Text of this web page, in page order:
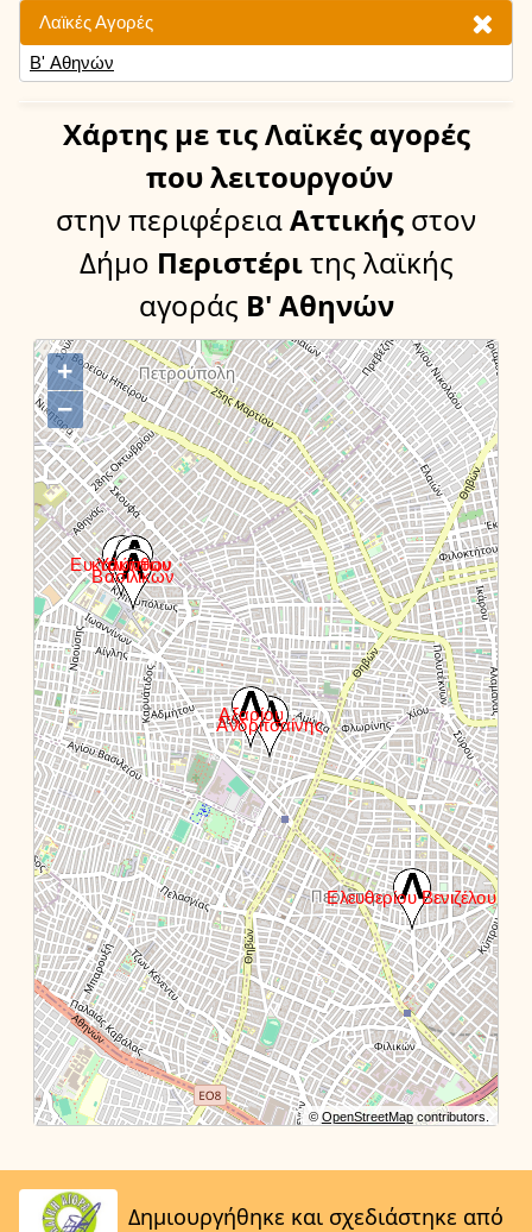
Λαϊκές Αγορές
Β' Αθηνών
Χάρτης με τις Λαϊκές αγορές
που λειτουργούν
στην περιφέρειαΑττικής στον
Δήμο Περιστέριτης λαϊκής
αγοράς Β' Αθηνών
+
−
© OpenStreetMapcontributors.
Δημιουργήθηκε και σχεδιάστηκε από